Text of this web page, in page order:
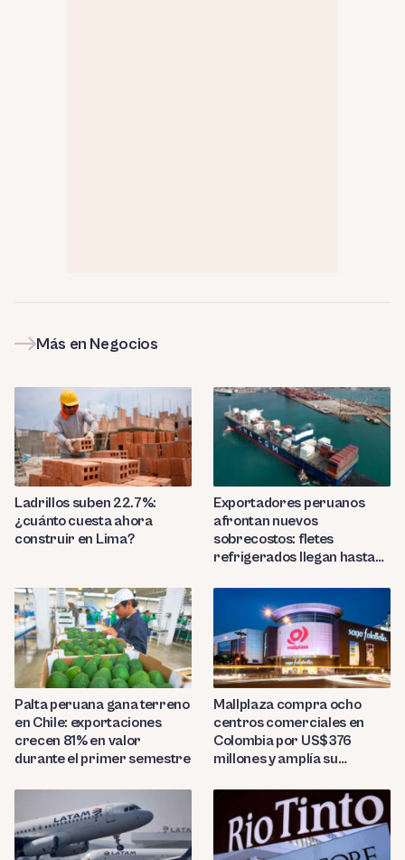
Más en Negocios
Ladrillos suben 22.7%:
¿cuánto cuesta ahora
construir en Lima?
Exportadores peruanos
afrontan nuevos
sobrecostos: fletes
refrigerados llegan hasta
Palta peruana gana terreno
en Chile: exportaciones
crecen 81% en valor
durante el primer semestre
Mallplaza compra ocho
centros comerciales en
Colombia por US$376
millones y amplía su